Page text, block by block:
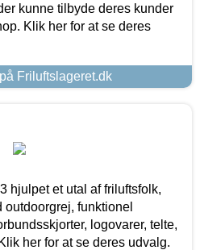
kunne tilbyde deres kunder
Klik her for at se deres
Friluftslageret.dk
hjulpet et utal af friluftsfolk,
funktionel
logovarer, telte,
her for at se deres udvalg.